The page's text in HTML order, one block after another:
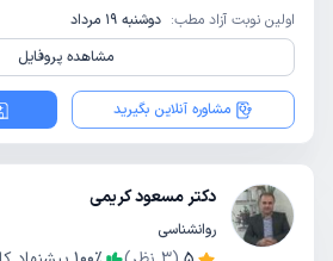
اولین نوبت آزاد مطب: دوشنبه 19 مرداد
مشاهده پروفایل
مشاوره آنلاین بگیرید
دکتر مسعود کریمی
روانشناسی